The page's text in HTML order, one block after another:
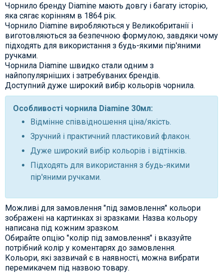
Чорнило бренду Diamine мають довгу і багату історію,
яка сягає корінням в 1864 рік.
Чорнило Diamine виробляються у Великобританії і
виготовляються за безпечною формулою, завдяки чому
підходять для використання з будь-якими пір'яними
ручками.
Чорнила Diamine швидко стали одним з
найпопулярніших і затребуваних брендів.
Доступний дуже широкий вибір кольорів чорнила.
Особливості чорнила Diamine 30мл:
Відмінне співвідношення ціна/якість.
Зручний і практичний пластиковий флакон.
Дуже широкий вибір кольорів і відтінків.
Підходять для використання з будь-якими
пір'яними ручками.
Можливі для замовлення "під замовлення" кольори
зображені на картинках зі зразками. Назва кольору
написана під кожним зразком.
Обирайте опцію "колір під замовлення" і вказуйте
потрібний колір у коментарях до замовлення.
Кольори, які зазвичай є в наявності, можна вибрати
перемикачем під назвою товару.